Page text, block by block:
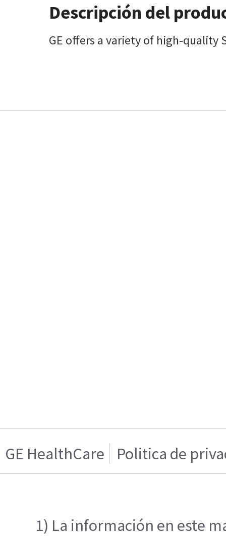
Descripción del
GE offers a variety of high-quality
GE HealthCare Politica de
1) La información en este